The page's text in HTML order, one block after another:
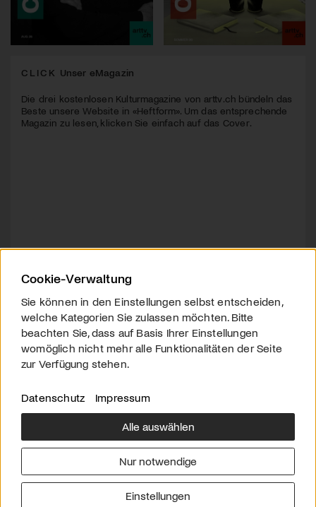
CLICK Unser eMagazin
Die drei kostenlosen Kulturmagazine von arttv.ch bündeln das
Beste unsere Website in «Heftform». Um das entsprechende
Magazin zu lesen, klicken Sie einfach auf das Cover.
Über uns
Downloads
Werben
Impressum
Cookie-Verwaltung
Sie können in den Einstellungen selbst entscheiden,
welche Kategorien Sie zulassen möchten. Bitte
beachten Sie, dass auf Basis Ihrer Einstellungen
womöglich nicht mehr alle Funktionalitäten der Seite
zur Verfügung stehen.
Datenschutz Impressum
Alle auswählen
Nur notwendige
Einstellungen